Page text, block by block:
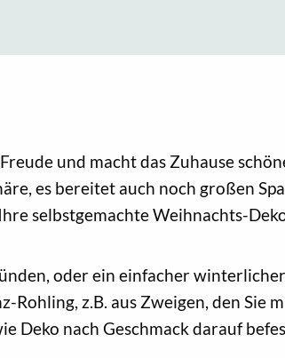
und macht das Zuhause
es bereitet auch noch großen
selbstgemachte Weihnachts-
oder ein einfacher winterlicher
Rohling, z.B. aus Zweigen, den Sie
Deko nach Geschmack darauf